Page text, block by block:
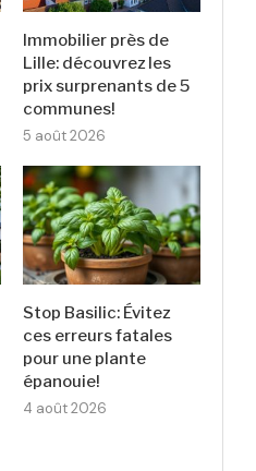
Immobilier près de
Lille: découvrez les
prix surprenants de 5
communes!
5 août 2026
Stop Basilic: Évitez
ces erreurs fatales
pour une plante
épanouie!
4 août 2026